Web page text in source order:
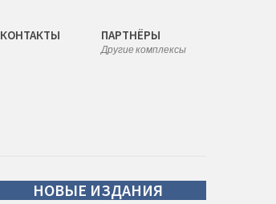
КОНТАКТЫ ПАРТНЁРЫ
Другие комплексы
НОВЫЕ ИЗДАНИЯ